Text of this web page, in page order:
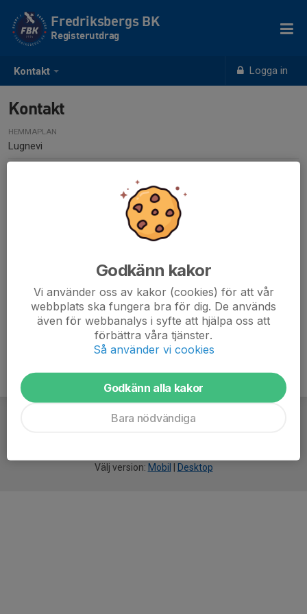
Kontakt Logga in
Fredriksbergs BK
Registerutdrag
Kontakt
HEMMAPLAN
Lugnevi
Välj version: Mobil Desktop
Godkänn kakor
Vi använder oss av kakor (cookies) för att vår
webbplats ska fungera bra för dig. De används
även för webbanalys i syfte att hjälpa oss att
förbättra våra tjänster.
Så använder vi cookies
Godkänn alla kakor
Bara nödvändiga